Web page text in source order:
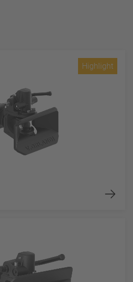
Highlight